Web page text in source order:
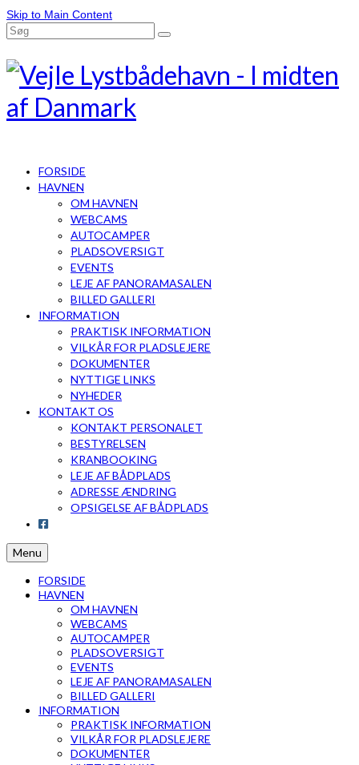
Skip to Main Content
FORSIDE
HAVNEN
OM HAVNEN
WEBCAMS
AUTOCAMPER
PLADSOVERSIGT
EVENTS
LEJE AF PANORAMASALEN
BILLED GALLERI
INFORMATION
PRAKTISK INFORMATION
VILKÅR FOR PLADSLEJERE
DOKUMENTER
NYTTIGE LINKS
NYHEDER
KONTAKT OS
KONTAKT PERSONALET
BESTYRELSEN
KRANBOOKING
LEJE AF BÅDPLADS
ADRESSE ÆNDRING
OPSIGELSE AF BÅDPLADS
Menu
FORSIDE
HAVNEN
OM HAVNEN
WEBCAMS
AUTOCAMPER
PLADSOVERSIGT
EVENTS
LEJE AF PANORAMASALEN
BILLED GALLERI
INFORMATION
PRAKTISK INFORMATION
VILKÅR FOR PLADSLEJERE
DOKUMENTER